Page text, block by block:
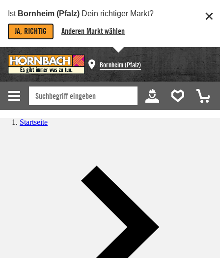
Ist Bornheim (Pfalz) Dein richtiger Markt?
JA, RICHTIG Anderen Markt wählen
Bornheim (Pfalz)
Startseite